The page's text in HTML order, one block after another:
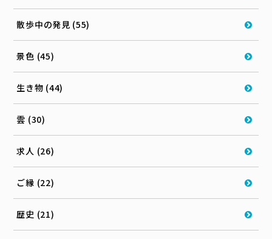
散歩中の発見 (55)
景色 (45)
生き物 (44)
雲 (30)
求人 (26)
ご縁 (22)
歴史 (21)